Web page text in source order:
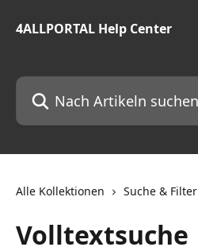
4ALLPORTAL Help Center
Nach Artikeln suchen …
Alle Kollektionen Suche & Filter
Volltextsuche